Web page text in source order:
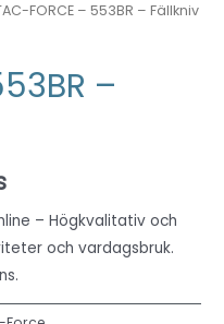
FORCE – 553BR – Fällkniv
–
– Högkvalitativ och
och vardagsbruk.